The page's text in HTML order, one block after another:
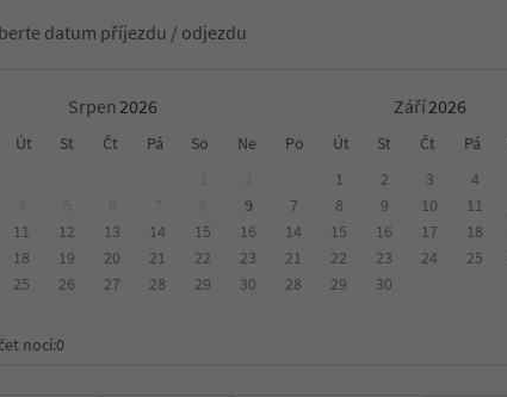
datum příjezdu / odjezdu
Srpen Září
Út St Čt Pá So Ne Po Út St Čt Pá
9
11 12 13 14 15
16
18 19 20 21 22
23
25 26 27 28 29
30
1 2 3 4
7
8 9 10 11
14
15 16 17 18
21
22 23 24 25
28
29 30
nocí:0
s Südtirol Guest